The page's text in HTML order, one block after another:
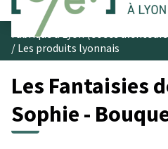
/ Les produits lyonnais
Les Fantaisies
Sophie -